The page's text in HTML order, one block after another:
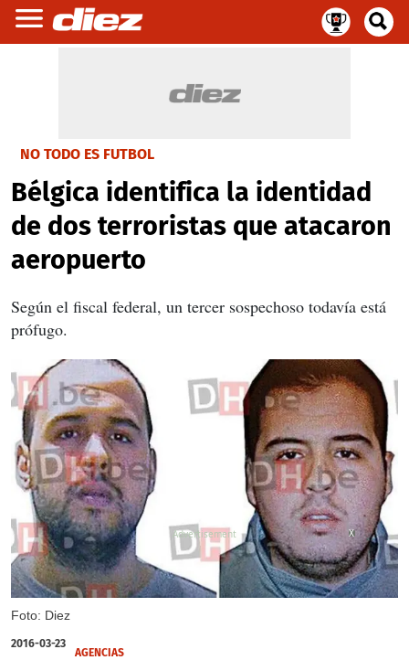
NO TODO ES FUTBOL
Bélgica identifica la identidad
de dos terroristas que atacaron
aeropuerto
Según el fiscal federal, un tercer sospechoso todavía está
prófugo.
Foto: Diez
X
2016-03-23
AGENCIAS